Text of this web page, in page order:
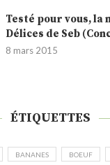
Testé pour vous, la
Délices de Seb
8 mars 2015
ÉTIQUETTES
BANANES BOEUF